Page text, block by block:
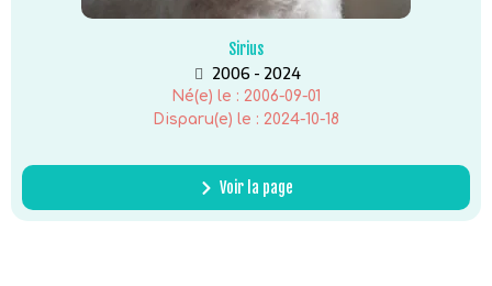
Sirius
2006 - 2024
Né(e) le : 2006-09-01
Disparu(e) le : 2024-10-18
Voir la page